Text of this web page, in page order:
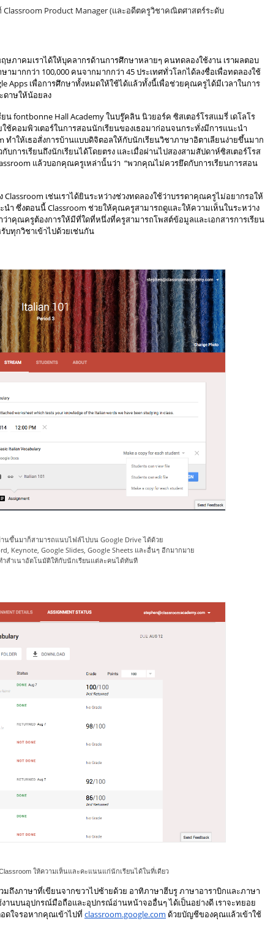
Product Manager (และอดีตครูวิชาคณิตศาสตร์ระดับ
ษภาคมเราได้ให้บุคลากรด้านการศึกษาหลายๆ คนทดลองใช้งาน เราผลตอบ
มากกว่า 100,000 คนจากมากกว่า 45 ประเทศทั่วโลกได้ลงชื่อเพื่อทดลองใช้
Apps เพื่อการศึกษาทั้งหมดให้ใช้ได้แล้วทั้งนี้เพื่อช่วยคุณครูได้มีเวลาในการ
ดาษให้น้อยลง
ยน fontbonne Hall Academy ในบรู๊คลิน นิวยอร์ค ซิสเตอร์โรสแมรี่ เดโลโร
ช้คอมพิวเตอร์ในการสอนนักเรียนของเธอมาก่อนจนกระทั่งมีการแนะนำ
ทำให้เธอสั่งการบ้านแบบดิจิตอลให้กับนักเรียนวิชาภาษาอิตาเลียนง่ายขึ้นมาก
บการเรียนถึงนักเรียนได้โดยตรง และเมื่อผ่านไปสองสามสัปดาห์ซิสเตอร์โรส
แล้วบอกคุณครูเหล่านั้นว่า  “พวกคุณไม่ควรยึดกับการเรียนการสอน
Classroom เช่นเราได้ยินระหว่างช่วงทดลองใช้ว่าบรรดาคุณครูไม่อยากรอให้
นำ ซึ่งตอนนี้ Classroom ช่วยให้คุณครูสามารถดูและให้ความเห็นในระหว่าง
าคุณครูต้องการให้มีที่ใดที่หนึ่งที่ครูสามารถโพสต์ข้อมูลและเอกสารการเรียน
บทุกวิชาเข้าไปด้วยเช่นกัน
นขึ้นมาก็สามารถแนบไฟล์ไปบน Google Drive ได้ด้วย
Keynote, Google Slides, Google Sheets และอื่นๆ อีกมากมาย
ำสำเนาอัตโนมัติให้กับนักเรียนแต่ละคนได้ทันที
ให้ความเห็นและคะแนนแก่นักเรียนได้ในที่เดียว
มถึงภาษาที่เขียนจากขวาไปซ้ายด้วย อาทิภาษาฮีบรู ภาษาอาราบิกและภาษา
งานบนอุปกรณ์มือถือและอุปกรณ์อ่านหน้าจออื่นๆ ได้เป็นอย่างดี เราจะทยอย
ดใจรอหากคุณเข้าไปที่ classroom.google.com ด้วยบัญชีของคุณแล้วเข้าใช้